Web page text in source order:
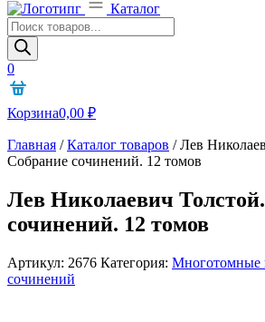
Каталог
Поиск
товаров
0
Корзина0,00 ₽
Главная /Каталог товаров /Лев
Собрание сочинений. 12 томов
Лев Николаевич
сочинений. 12 томов
Артикул: 2676 Категория: Многотомные
сочинений